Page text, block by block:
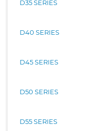
D35 SERIES
D40 SERIES
D45 SERIES
D50 SERIES
D55 SERIES